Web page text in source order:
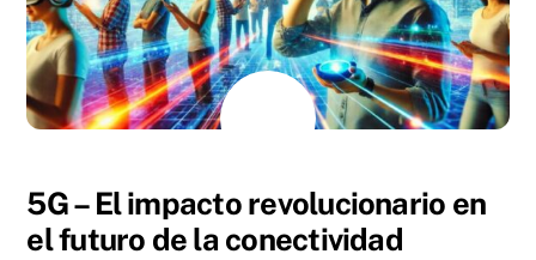
5G – El impacto revolucionario en
el futuro de la conectividad